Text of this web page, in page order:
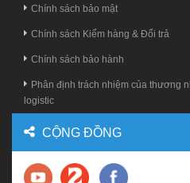
Chính sách bảo mật
Chính sách Kiểm hàng & Đổi trả
Chính sách bảo hành
Phân định trách nhiệm của thương
logistic
CỘNG ĐỒNG